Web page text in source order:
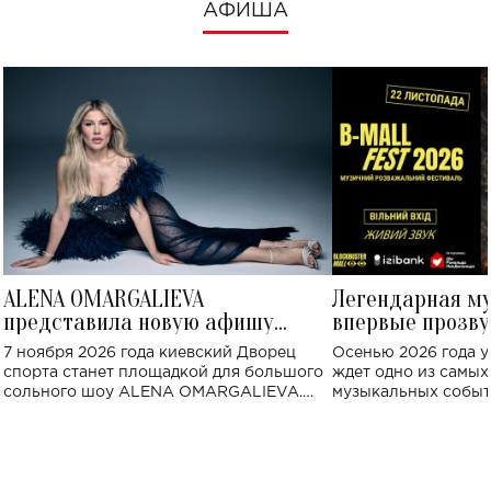
АФИША
ALENA OMARGALIEVA
представила новую афишу
большого концерта во Дворце
спорта
7 ноября 2026 года киевский Дворец
спорта станет площадкой для большого
сольного шоу ALENA OMARGALIEVA.
Легендарная
впервые
Украине: где
Осенью 2026 года
ждет одно из
музыкальных